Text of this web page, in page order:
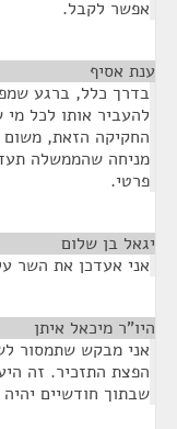
אפשר לקבל.
ענת אסיף
בדרך כלל, ברגע
להעביר אותו לכל
החקיקה הזאת, משום
מניחה שהממשלה
פרטי.
יגאל בן שלום
אני אעדכן את השר
היו"ר מיכאל איתן
אני מבקש שתמסור
הפצת התזכיר. זה
שבתוך חודשיים יהיה